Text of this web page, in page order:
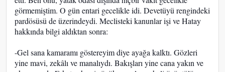
görmemiştim. O gün entari gecelikle idi. Devetüyü rengindeki
pardösüsü de üzerindeydi. Meclisteki kanunlar işi ve Hatay
hakkında bilgi aldıktan sonra:
-Gel sana kamaramı göstereyim diye ayağa kalktı. Gözleri
yine mavi, zekâlı ve manalıydı. Bakışları yine cana yakın ve